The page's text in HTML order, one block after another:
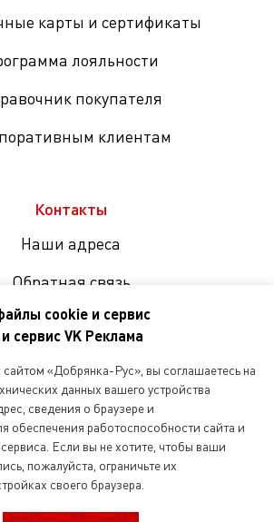
карты и сертификаты
лояльности
покупателя
клиентам
Контакты
Наши адреса
Обратная связь
другое использование информации,
на сайте Dobryanka-rus.ru
с письменного разрешения ООО
«Русская поварня»
cookie и сервис
сервис VK Реклама
«Добрянка-Рус», вы соглашаетесь на
данных вашего устройства
сведения о браузере и
обеспечения работоспособности сайта и
Если вы не хотите, чтобы ваши
пожалуйста, ограничьте их
своего браузера.